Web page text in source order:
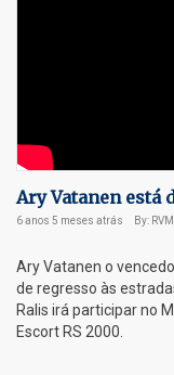
Ary Vatanen está
6 anos 5 meses atrás By:
Ary Vatanen o
de regresso às
Ralis irá participar no
Escort RS 2000.